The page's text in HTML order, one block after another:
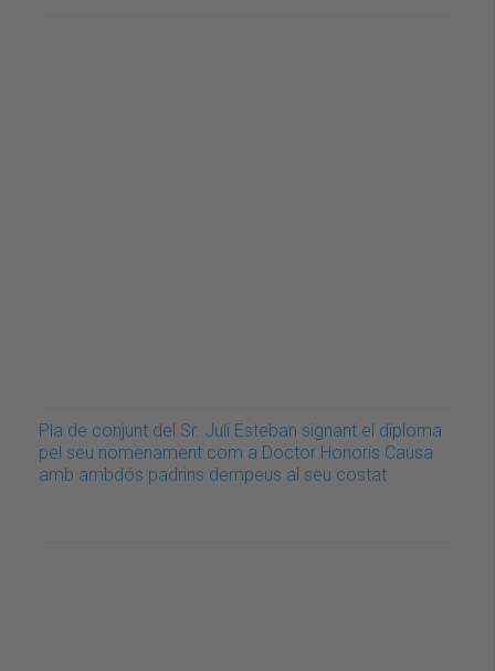
Pla de conjunt del Sr. Juli Esteban signant el diploma
pel seu nomenament com a Doctor Honoris Causa
amb ambdós padrins dempeus al seu costat